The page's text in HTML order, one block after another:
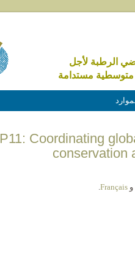
الرطبة لأجل
مستدامة
COP11: Coordinating
conservation
و Français
.